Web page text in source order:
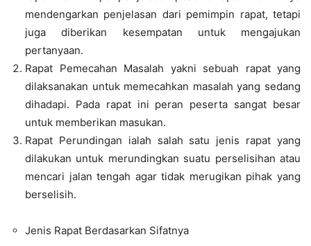
mendengarkan penjelasan dari pemimpin rapat, tetapi
juga diberikan kesempatan untuk mengajukan
pertanyaan.
Rapat Pemecahan Masalah yakni sebuah rapat yang
dilaksanakan untuk memecahkan masalah yang sedang
dihadapi. Pada rapat ini peran peserta sangat besar
untuk memberikan masukan.
Rapat Perundingan ialah salah satu jenis rapat yang
dilakukan untuk merundingkan suatu perselisihan atau
mencari jalan tengah agar tidak merugikan pihak yang
berselisih.
Jenis Rapat Berdasarkan Sifatnya